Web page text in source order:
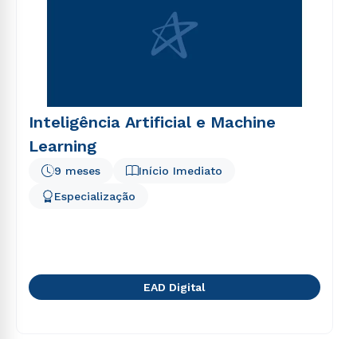
Inteligência Artificial e Machine
Learning
Início Imediato
9 meses
Especialização
EAD Digital